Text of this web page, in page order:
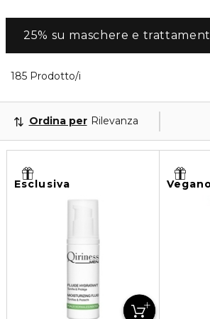
25% su maschere e
185 Prodotto/i
Ordina per Rilevanza
Esclusiva